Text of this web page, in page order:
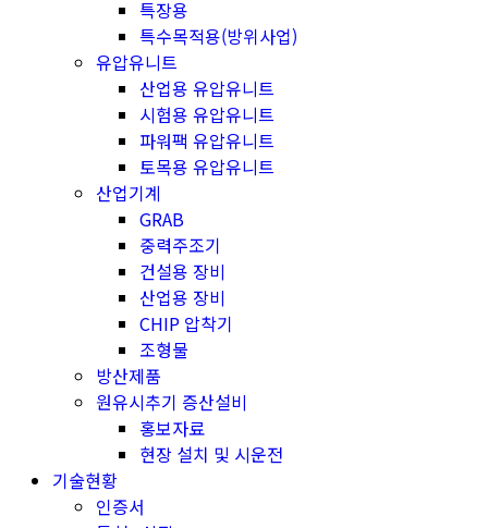
특장용
특수목적용(방위사업)
유압유니트
산업용 유압유니트
시험용 유압유니트
파워팩 유압유니트
토목용 유압유니트
산업기계
GRAB
중력주조기
건설용 장비
산업용 장비
CHIP 압착기
조형물
방산제품
원유시추기 증산설비
홍보자료
현장 설치 및 시운전
기술현황
인증서